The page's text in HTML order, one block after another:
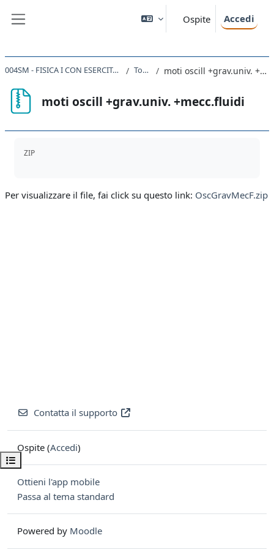
Ospite Accedi
Apri indice del corso
004SM - FISICA I CON ESERCITAZIONI 2020 Topic 4 moti oscill +grav.univ. +mecc.fluidi
moti oscill +grav.univ. +mecc.fluidi
ZIP
Per visualizzare il file, fai click su questo link: OscGravMecF.zip
Contatta il supporto
Ospite (Accedi)
Ottieni l'app mobile
Passa al tema standard
Powered by Moodle